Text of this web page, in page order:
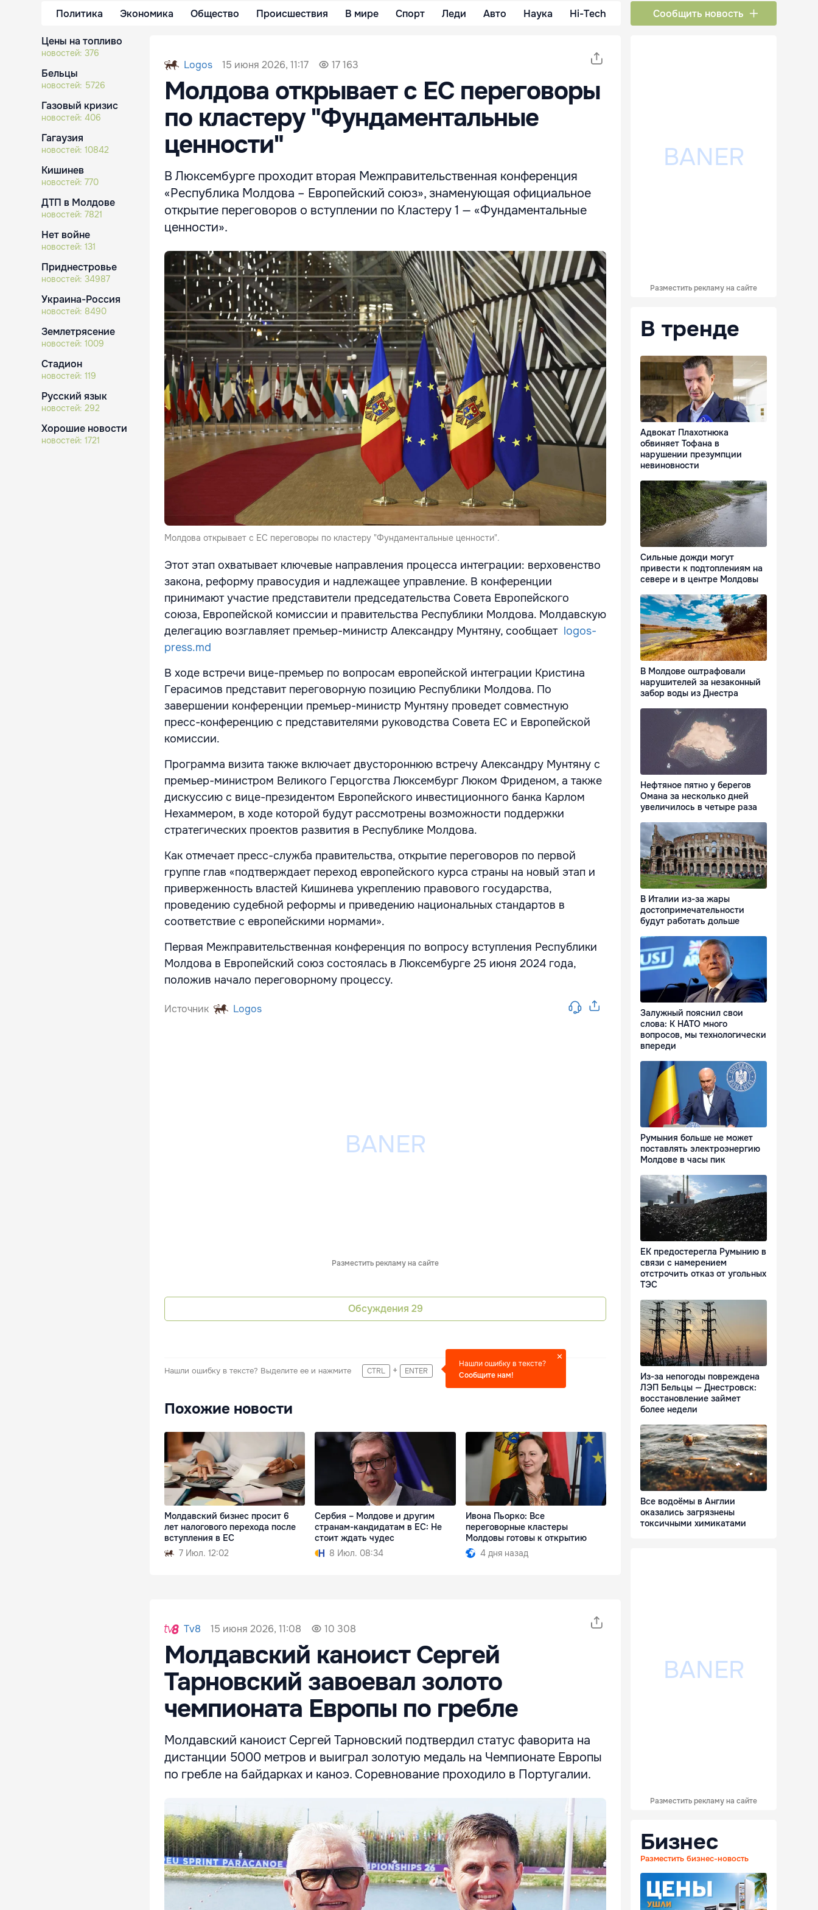
Политика Экономика Общество Происшествия В мире Спорт Леди Авто Наука Hi-Tech Сообщить новость
Цены на топливо
новостей: 376
Бельцы
новостей: 5726
Газовый кризис
новостей: 406
Гагаузия
новостей: 10842
Кишинев
новостей: 770
ДТП в Молдове
новостей: 7821
Нет войне
новостей: 131
Приднестровье
новостей: 34987
Украина-Россия
новостей: 8490
Землетрясение
новостей: 1009
Стадион
новостей: 119
Русский язык
новостей: 292
Хорошие новости
новостей: 1721
Logos 15 июня 2026, 11:17 17 163
Молдова открывает с ЕС переговоры
по кластеру "Фундаментальные
ценности"
В Люксембурге проходит вторая Межправительственная конференция
«Республика Молдова – Европейский союз», знаменующая официальное
открытие переговоров о вступлении по Кластеру 1 — «Фундаментальные
ценности».
Молдова открывает с ЕС переговоры по кластеру "Фундаментальные ценности".
Этот этап охватывает ключевые направления процесса интеграции: верховенство
закона, реформу правосудия и надлежащее управление. В конференции
принимают участие представители председательства Совета Европейского
союза, Европейской комиссии и правительства Республики Молдова. Молдавскую
делегацию возглавляет премьер-министр Александру Мунтяну, сообщает logos-
press.md
В ходе встречи вице-премьер по вопросам европейской интеграции Кристина
Герасимов представит переговорную позицию Республики Молдова. По
завершении конференции премьер-министр Мунтяну проведет совместную
пресс-конференцию с представителями руководства Совета ЕС и Европейской
комиссии.
Программа визита также включает двустороннюю встречу Александру Мунтяну с
премьер-министром Великого Герцогства Люксембург Люком Фриденом, а также
дискуссию с вице-президентом Европейского инвестиционного банка Карлом
Нехаммером, в ходе которой будут рассмотрены возможности поддержки
стратегических проектов развития в Республике Молдова.
Как отмечает пресс-служба правительства, открытие переговоров по первой
группе глав «подтверждает переход европейского курса страны на новый этап и
приверженность властей Кишинева укреплению правового государства,
проведению судебной реформы и приведению национальных стандартов в
соответствие с европейскими нормами».
Первая Межправительственная конференция по вопросу вступления Республики
Молдова в Европейский союз состоялась в Люксембурге 25 июня 2024 года,
положив начало переговорному процессу.
Источник Logos
Разместить рекламу на сайте
Обсуждения 29
Нашли ошибку в тексте? Выделите ее и нажмите CTRL + ENTER
Нашли ошибку в тексте?
Сообщите нам!
Похожие новости
Молдавский бизнес просит 6
лет налогового перехода после
вступления в ЕС
7 Июл. 12:02
Сербия – Молдове и другим
странам-кандидатам в ЕС: Не
стоит ждать чудес
8 Июл. 08:34
Ивона Пьорко: Все
переговорные кластеры
Молдовы готовы к открытию
4 дня назад
Tv8 15 июня 2026, 11:08 10 308
Молдавский каноист Сергей
Тарновский завоевал золото
чемпионата Европы по гребле
Молдавский каноист Сергей Тарновский подтвердил статус фаворита на
дистанции 5000 метров и выиграл золотую медаль на Чемпионате Европы
по гребле на байдарках и каноэ. Соревнование проходило в Португалии.
Разместить рекламу на сайте
В тренде
Адвокат Плахотнюка
обвиняет Тофана в
нарушении презумпции
невиновности
Сильные дожди могут
привести к подтоплениям на
севере и в центре Молдовы
В Молдове оштрафовали
нарушителей за незаконный
забор воды из Днестра
Нефтяное пятно у берегов
Омана за несколько дней
увеличилось в четыре раза
В Италии из-за жары
достопримечательности
будут работать дольше
Залужный пояснил свои
слова: К НАТО много
вопросов, мы технологически
впереди
Румыния больше не может
поставлять электроэнергию
Молдове в часы пик
ЕК предостерегла Румынию в
связи с намерением
отстрочить отказ от угольных
ТЭС
Из-за непогоды повреждена
ЛЭП Бельцы — Днестровск:
восстановление займет
более недели
Все водоёмы в Англии
оказались загрязнены
токсичными химикатами
Разместить рекламу на сайте
Бизнес
Разместить бизнес-новость